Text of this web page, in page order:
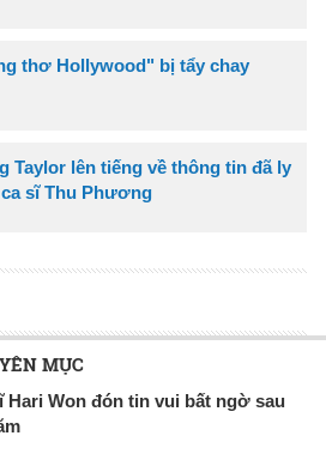
thơ Hollywood" bị tẩy chay
Taylor lên tiếng về thông tin đã ly
sĩ Thu Phương
MỤC
Hari Won đón tin vui bất ngờ sau